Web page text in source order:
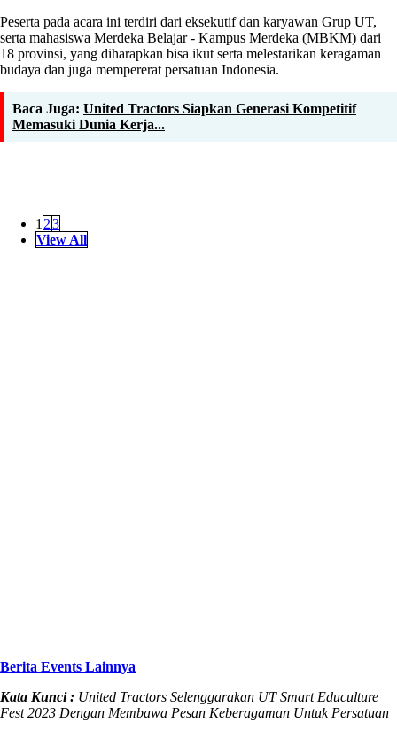
Peserta pada acara ini terdiri dari eksekutif dan karyawan Grup UT,
serta mahasiswa Merdeka Belajar - Kampus Merdeka (MBKM) dari
18 provinsi, yang diharapkan bisa ikut serta melestarikan keragaman
budaya dan juga mempererat persatuan Indonesia.
Baca Juga: United Tractors Siapkan Generasi Kompetitif
Memasuki Dunia Kerja...
1 23
View All
Berita Events Lainnya
Kata Kunci : United Tractors Selenggarakan UT Smart Educulture
Fest 2023 Dengan Membawa Pesan Keberagaman Untuk Persatuan